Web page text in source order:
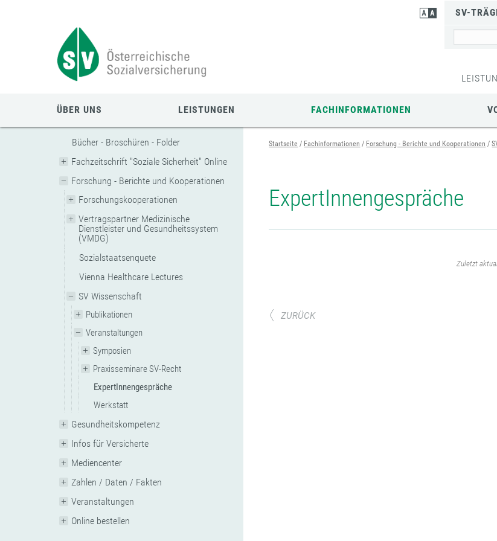
SV-
ÜBER UNS LEISTUNGEN FACHINFORMATIONEN
Bücher - Broschüren - Folder
Fachzeitschrift "Soziale Sicherheit" Online
Forschung - Berichte und Kooperationen
Forschungskooperationen
Vertragspartner Medizinische
Dienstleister und Gesundheitssystem
(VMDG)
Sozialstaatsenquete
Vienna Healthcare Lectures
SV Wissenschaft
Publikationen
Veranstaltungen
Symposien
Praxisseminare SV-Recht
ExpertInnengespräche
Werkstatt
Gesundheitskompetenz
Infos für Versicherte
Mediencenter
Zahlen / Daten / Fakten
Veranstaltungen
Online bestellen
Startseite Fachinformationen Forschung - Berichte und Kooperationen
ExpertInnengespräche
‌Zuletzt
ZURÜCK